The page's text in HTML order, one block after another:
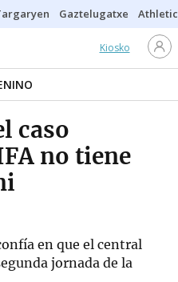
Gaztelugatxe Athletic
Kiosko
caso
no tiene
en que el central
jornada de la